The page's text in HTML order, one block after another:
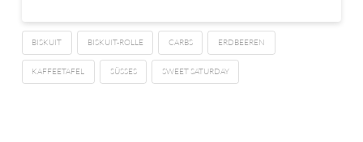
BISKUIT BISKUIT-ROLLE CARBS ERDBEEREN
KAFFEETAFEL SÜSSES SWEET SATURDAY